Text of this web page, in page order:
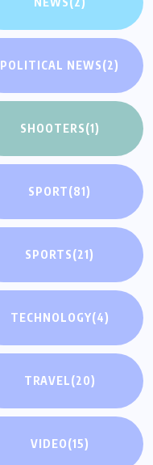
POLITICAL NEWS(2)
SHOOTERS(1)
SPORT(81)
SPORTS(21)
TECHNOLOGY(4)
TRAVEL(20)
VIDEO(15)